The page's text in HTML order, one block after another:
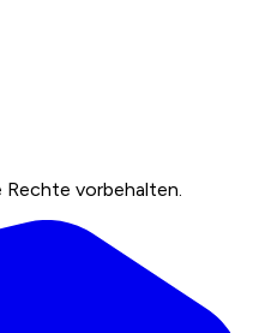
Rechte vorbehalten.